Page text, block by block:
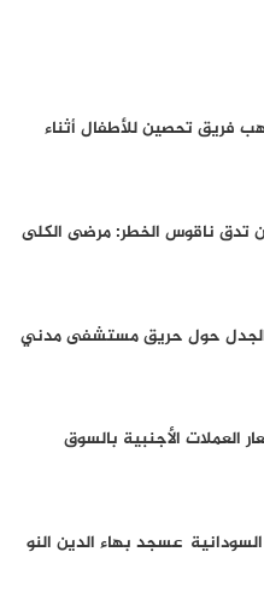
فريق تحصين للأطفال أثناء
تدق ناقوس الخطر: مرضى الكلى
الجدل حول حريق مستشفى مدني
العملات الأجنبية بالسوق
عسجد بهاء الدين النو